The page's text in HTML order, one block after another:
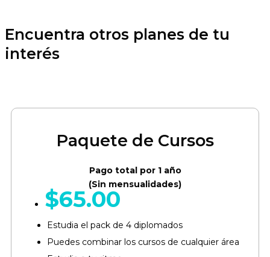
Encuentra otros planes de tu
interés
Paquete de Cursos
Pago total por 1 año
(Sin mensualidades)
$65.00
Estudia el pack de 4 diplomados
Puedes combinar los cursos de cualquier área​